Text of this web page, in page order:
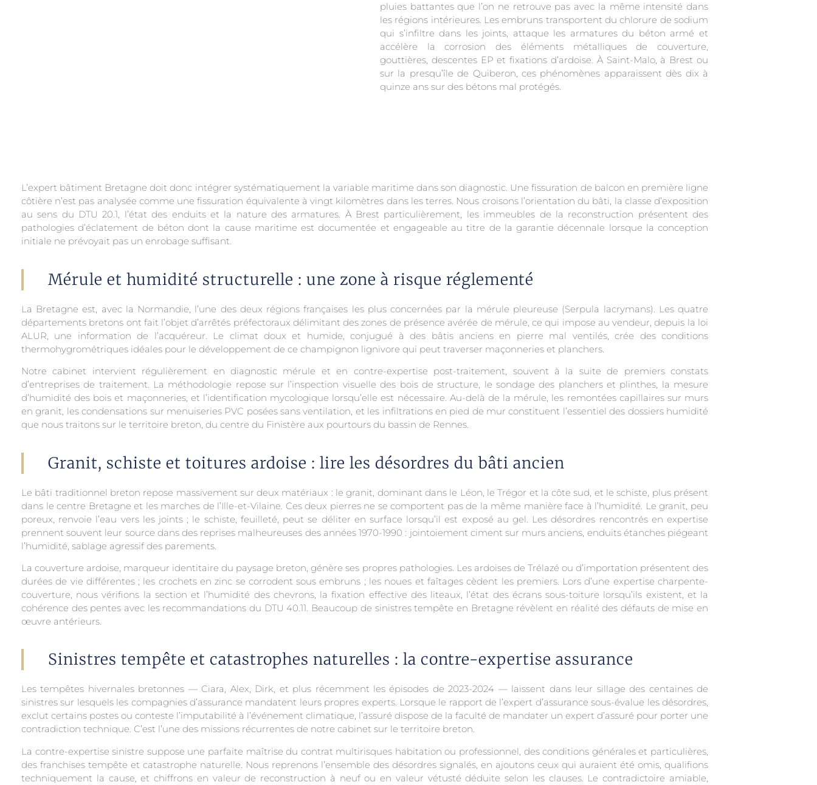
pluies battantes que l’on ne retrouve pas avec la même intensité dans
les régions intérieures. Les embruns transportent du chlorure de sodium
qui s’infiltre dans les joints, attaque les armatures du béton armé et
accélère la corrosion des éléments métalliques de couverture,
gouttières, descentes EP et fixations d’ardoise. À Saint-Malo, à Brest ou
sur la presqu’île de Quiberon, ces phénomènes apparaissent dès dix à
quinze ans sur des bétons mal protégés.
L’expert bâtiment Bretagne doit donc intégrer systématiquement la variable maritime dans son diagnostic. Une fissuration de balcon en première ligne
côtière n’est pas analysée comme une fissuration équivalente à vingt kilomètres dans les terres. Nous croisons l’orientation du bâti, la classe d’exposition
au sens du DTU 20.1, l’état des enduits et la nature des armatures. À Brest particulièrement, les immeubles de la reconstruction présentent des
pathologies d’éclatement de béton dont la cause maritime est documentée et engageable au titre de la garantie décennale lorsque la conception
initiale ne prévoyait pas un enrobage suffisant.
Mérule et humidité structurelle : une zone à risque réglementé
La Bretagne est, avec la Normandie, l’une des deux régions françaises les plus concernées par la mérule pleureuse (Serpula lacrymans). Les quatre
départements bretons ont fait l’objet d’arrêtés préfectoraux délimitant des zones de présence avérée de mérule, ce qui impose au vendeur, depuis la loi
ALUR, une information de l’acquéreur. Le climat doux et humide, conjugué à des bâtis anciens en pierre mal ventilés, crée des conditions
thermohygrométriques idéales pour le développement de ce champignon lignivore qui peut traverser maçonneries et planchers.
Notre cabinet intervient régulièrement en diagnostic mérule et en contre-expertise post-traitement, souvent à la suite de premiers constats
d’entreprises de traitement. La méthodologie repose sur l’inspection visuelle des bois de structure, le sondage des planchers et plinthes, la mesure
d’humidité des bois et maçonneries, et l’identification mycologique lorsqu’elle est nécessaire. Au-delà de la mérule, les remontées capillaires sur murs
en granit, les condensations sur menuiseries PVC posées sans ventilation, et les infiltrations en pied de mur constituent l’essentiel des dossiers humidité
que nous traitons sur le territoire breton, du centre du Finistère aux pourtours du bassin de Rennes.
Granit, schiste et toitures ardoise : lire les désordres du bâti ancien
Le bâti traditionnel breton repose massivement sur deux matériaux : le granit, dominant dans le Léon, le Trégor et la côte sud, et le schiste, plus présent
dans le centre Bretagne et les marches de l’Ille-et-Vilaine. Ces deux pierres ne se comportent pas de la même manière face à l’humidité. Le granit, peu
poreux, renvoie l’eau vers les joints ; le schiste, feuilleté, peut se déliter en surface lorsqu’il est exposé au gel. Les désordres rencontrés en expertise
prennent souvent leur source dans des reprises malheureuses des années 1970-1990 : jointoiement ciment sur murs anciens, enduits étanches piégeant
l’humidité, sablage agressif des parements.
La couverture ardoise, marqueur identitaire du paysage breton, génère ses propres pathologies. Les ardoises de Trélazé ou d’importation présentent des
durées de vie différentes ; les crochets en zinc se corrodent sous embruns ; les noues et faîtages cèdent les premiers. Lors d’une expertise charpente-
couverture, nous vérifions la section et l’humidité des chevrons, la fixation effective des liteaux, l’état des écrans sous-toiture lorsqu’ils existent, et la
cohérence des pentes avec les recommandations du DTU 40.11. Beaucoup de sinistres tempête en Bretagne révèlent en réalité des défauts de mise en
œuvre antérieurs.
Sinistres tempête et catastrophes naturelles : la contre-expertise assurance
Les tempêtes hivernales bretonnes — Ciara, Alex, Dirk, et plus récemment les épisodes de 2023-2024 — laissent dans leur sillage des centaines de
sinistres sur lesquels les compagnies d’assurance mandatent leurs propres experts. Lorsque le rapport de l’expert d’assurance sous-évalue les désordres,
exclut certains postes ou conteste l’imputabilité à l’événement climatique, l’assuré dispose de la faculté de mandater un expert d’assuré pour porter une
contradiction technique. C’est l’une des missions récurrentes de notre cabinet sur le territoire breton.
La contre-expertise sinistre suppose une parfaite maîtrise du contrat multirisques habitation ou professionnel, des conditions générales et particulières,
des franchises tempête et catastrophe naturelle. Nous reprenons l’ensemble des désordres signalés, en ajoutons ceux qui auraient été omis, qualifions
techniquement la cause, et chiffrons en valeur de reconstruction à neuf ou en valeur vétusté déduite selon les clauses. Le contradictoire amiable,